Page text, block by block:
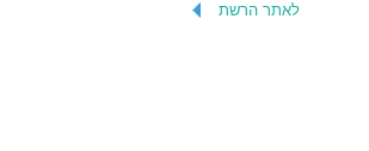
לאתר הרשת